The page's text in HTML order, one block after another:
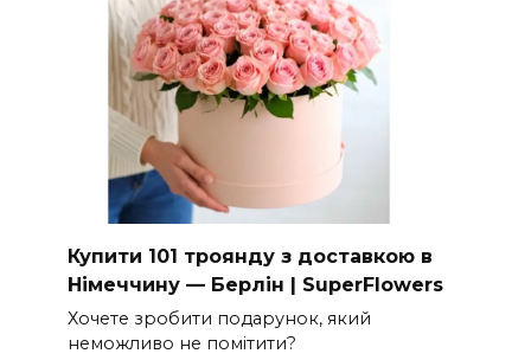
Купити 101 троянду з доставкою в
Німеччину — Берлін | SuperFlowers
Хочете зробити подарунок, який
неможливо не помітити?